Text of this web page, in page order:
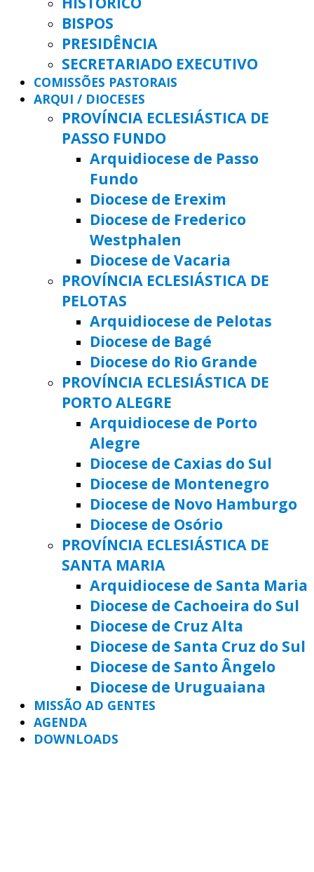
BISPOS
PRESIDÊNCIA
SECRETARIADO EXECUTIVO
COMISSÕES PASTORAIS
ARQUI / DIOCESES
PROVÍNCIA ECLESIÁSTICA DE
PASSO FUNDO
Arquidiocese de Passo
Fundo
Diocese de Erexim
Diocese de Frederico
Westphalen
Diocese de Vacaria
PROVÍNCIA ECLESIÁSTICA DE
PELOTAS
Arquidiocese de Pelotas
Diocese de Bagé
Diocese do Rio Grande
PROVÍNCIA ECLESIÁSTICA DE
PORTO ALEGRE
Arquidiocese de Porto
Alegre
Diocese de Caxias do Sul
Diocese de Montenegro
Diocese de Novo Hamburgo
Diocese de Osório
PROVÍNCIA ECLESIÁSTICA DE
SANTA MARIA
Arquidiocese de Santa Maria
Diocese de Cachoeira do Sul
Diocese de Cruz Alta
Diocese de Santa Cruz do Sul
Diocese de Santo Ângelo
Diocese de Uruguaiana
MISSÃO AD GENTES
AGENDA
DOWNLOADS